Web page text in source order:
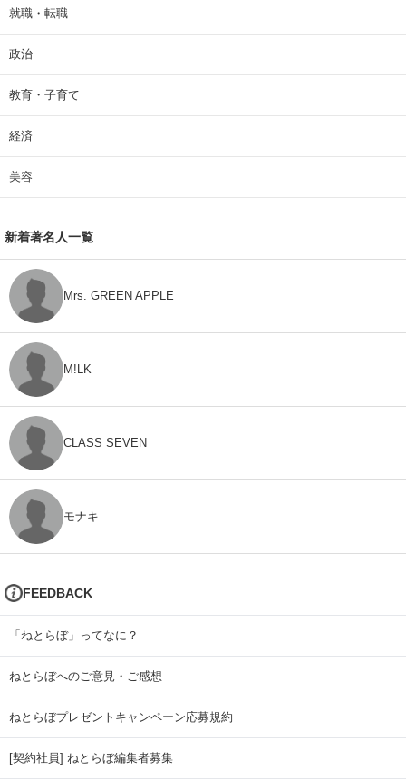
就職・転職
政治
教育・子育て
経済
美容
新着著名人一覧
Mrs. GREEN APPLE
M!LK
CLASS SEVEN
モナキ
FEEDBACK
「ねとらぼ」ってなに？
ねとらぼへのご意見・ご感想
ねとらぼプレゼントキャンペーン応募規約
[契約社員] ねとらぼ編集者募集